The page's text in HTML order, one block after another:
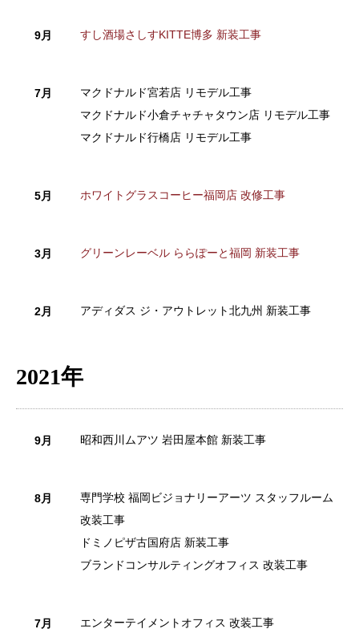
9月 すし酒場さしすKITTE博多 新装工事
7月
マクドナルド宮若店 リモデル工事
マクドナルド小倉チャチャタウン店 リモデル工事
マクドナルド行橋店 リモデル工事
5月 ホワイトグラスコーヒー福岡店 改修工事
3月 グリーンレーベル ららぽーと福岡 新装工事
2月 アディダス ジ・アウトレット北九州 新装工事
2021年
9月 昭和西川ムアツ 岩田屋本館 新装工事
8月
専門学校 福岡ビジョナリーアーツ スタッフルーム
改装工事
ドミノピザ古国府店 新装工事
ブランドコンサルティングオフィス 改装工事
7月 エンターテイメントオフィス 改装工事